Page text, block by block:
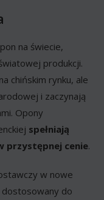
na świecie,
produkcji.
chińskim rynku, ale
i zaczynają
Opony
spełniają
przystępnej cenie.
w nowe
do